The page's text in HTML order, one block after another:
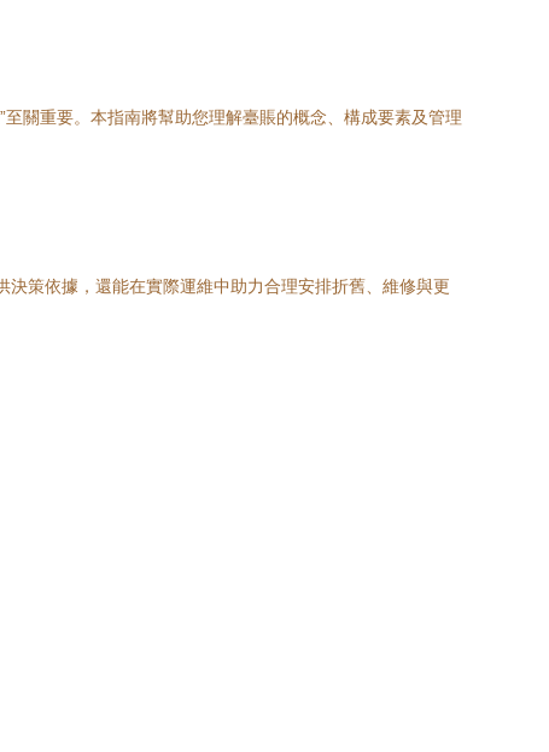
關重要。本指南將幫助您理解臺賬的概念、構成要素及管理
策依據，還能在實際運維中助力合理安排折舊、維修與更